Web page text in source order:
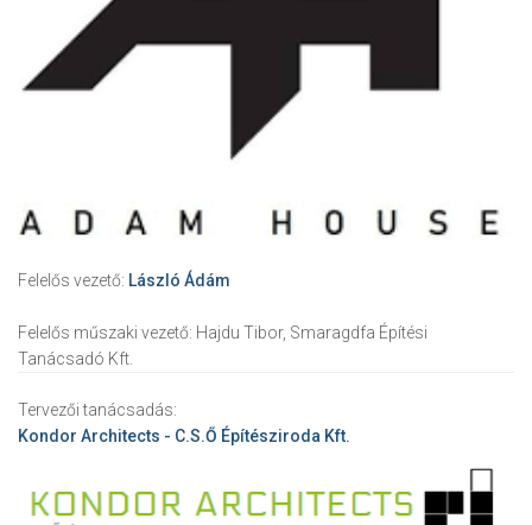
Felelős vezető: László Ádám
Felelős műszaki vezető: Hajdu Tibor, Smaragdfa Építési
Tanácsadó Kft.
Tervezői tanácsadás:
Kondor Architects - C.S.Ő Építésziroda Kft.